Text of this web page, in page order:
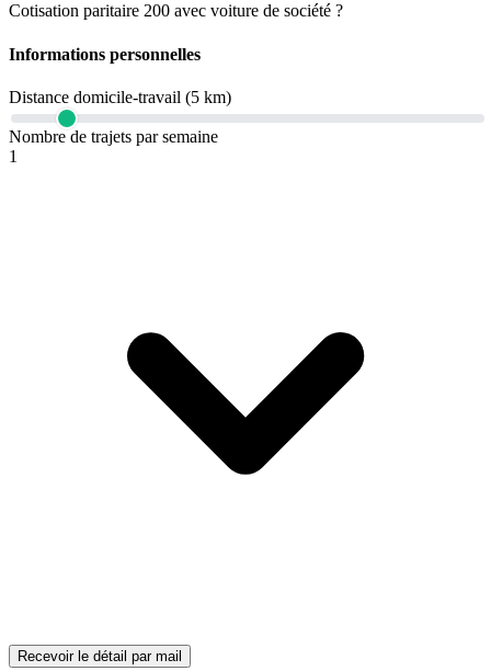
Cotisation paritaire 200 avec voiture de société ?
Informations personnelles
Distance domicile-travail (5 km)
Nombre de trajets par semaine
1
Recevoir le détail par mail